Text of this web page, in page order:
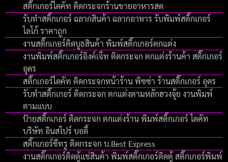
สติ๊กเกอร์ไดคัท ติดกระจกร้านขายอาหารสด
รับทําสติ๊กเกอร์ ฉลากสินค้า ฉลากอาหาร รับพิมพ์สติ๊กเกอร์
โลโก้ ราคาถูก
งานสติ๊กเกอร์ติดบูธสินค้า พิมพ์สติ๊กเกอร์ตกแต่ง
งานพิมพ์สติ๊กเกอร์อิงค์เจ็ท ติดกระจก ตกแต่งร้านค้า สติ๊กเกอร์
อุดร
สติ๊กเกอร์ไดคัท ติดกระจกหน้าร้าน พิซซ่า ร้านสติ๊กเกอร์ อุดร
รับทำสติ๊กเกอร์ ติดกระจก ตกแต่งตามหลักฮวงจุ้ย งานพิมพ์
ตามแบบ
ป้ายสติ๊กเกอร์ ติดกระจก ตกแต่งร้าน พิมพ์สติ๊กเกอร์ ไดคัท
บริษัท อินสไปร์ บอดี้
สติ๊กเกอร์ซีทรู ติดกระจก บ.Best Express
งานสติ๊กเกอร์ติดตู้แช่สินค้า พิมพ์สติ๊กเกอร์ติดตู้ สติ๊กเกอร์พิมพ์